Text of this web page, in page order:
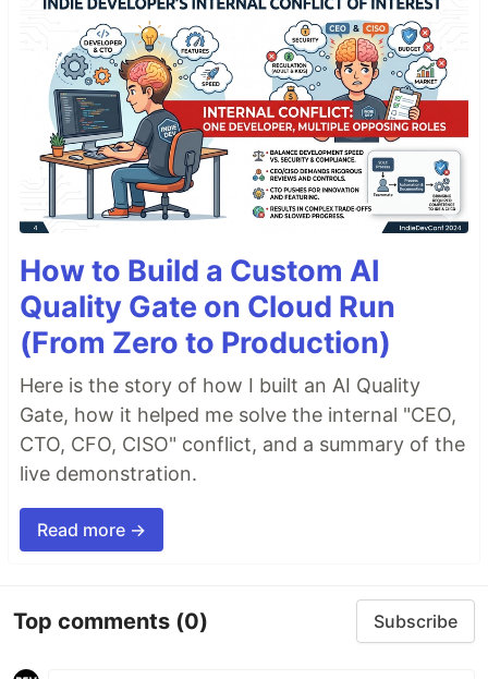
How to Build a Custom AI
Quality Gate on Cloud Run
(From Zero to Production)
Here is the story of how I built an AI Quality
Gate, how it helped me solve the internal "CEO,
CTO, CFO, CISO" conflict, and a summary of the
live demonstration.
Read more →
Top comments (0) Subscribe